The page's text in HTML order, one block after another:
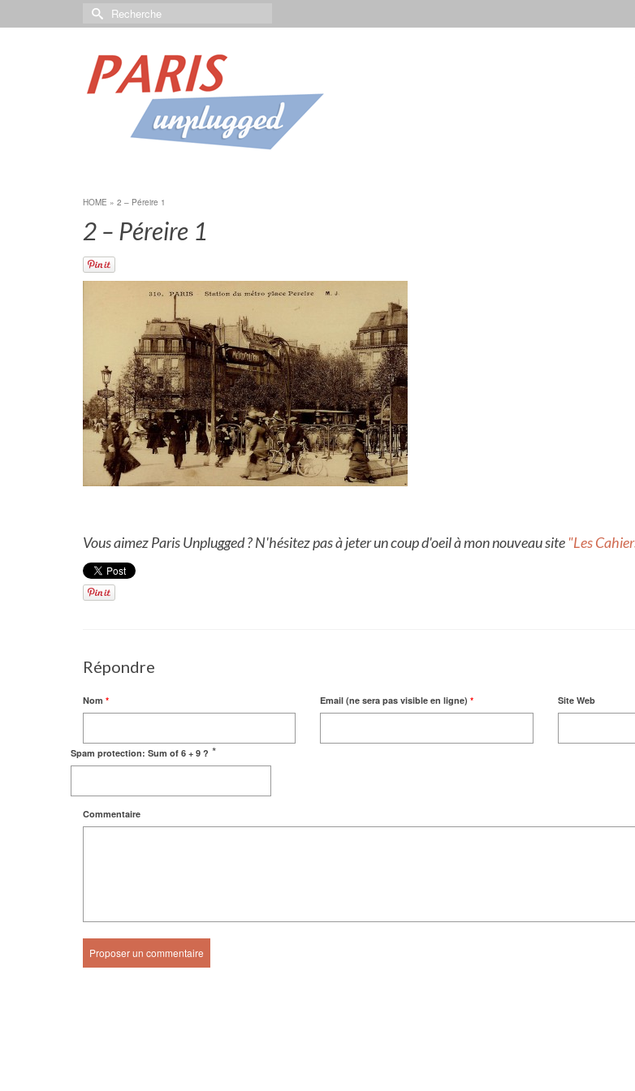
HOME » 2 – Péreire 1
2 – Péreire 1
Vous aimez Paris Unplugged ? N'hésitez pas à jeter un coup d'oeil à mon nouveau site "Les
Répondre
Nom * Email (ne sera pas visible en ligne)* Site Web
Spam protection: Sum of 6 + 9 ? *
Commentaire